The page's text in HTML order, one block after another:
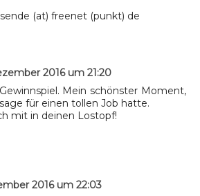
(at) freenet (punkt) de
2016 um 21:20
Mein schönster Moment,
für einen tollen Job hatte.
mit in deinen Lostopf!
2016 um 22:03